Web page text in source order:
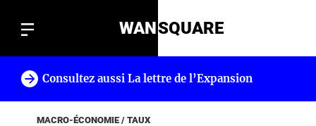
WANSQUARE
Consultez aussi La lettre de l’Expansion
MACRO-ÉCONOMIE / TAUX